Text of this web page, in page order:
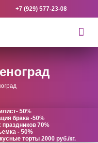
+7 (929) 577-23-08
50%
брака -50%
праздников 70%
- 50%
торты 2000 руб./кг.